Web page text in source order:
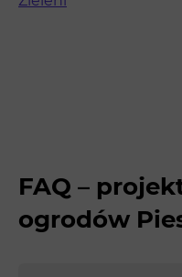
FAQ –
ogrodów